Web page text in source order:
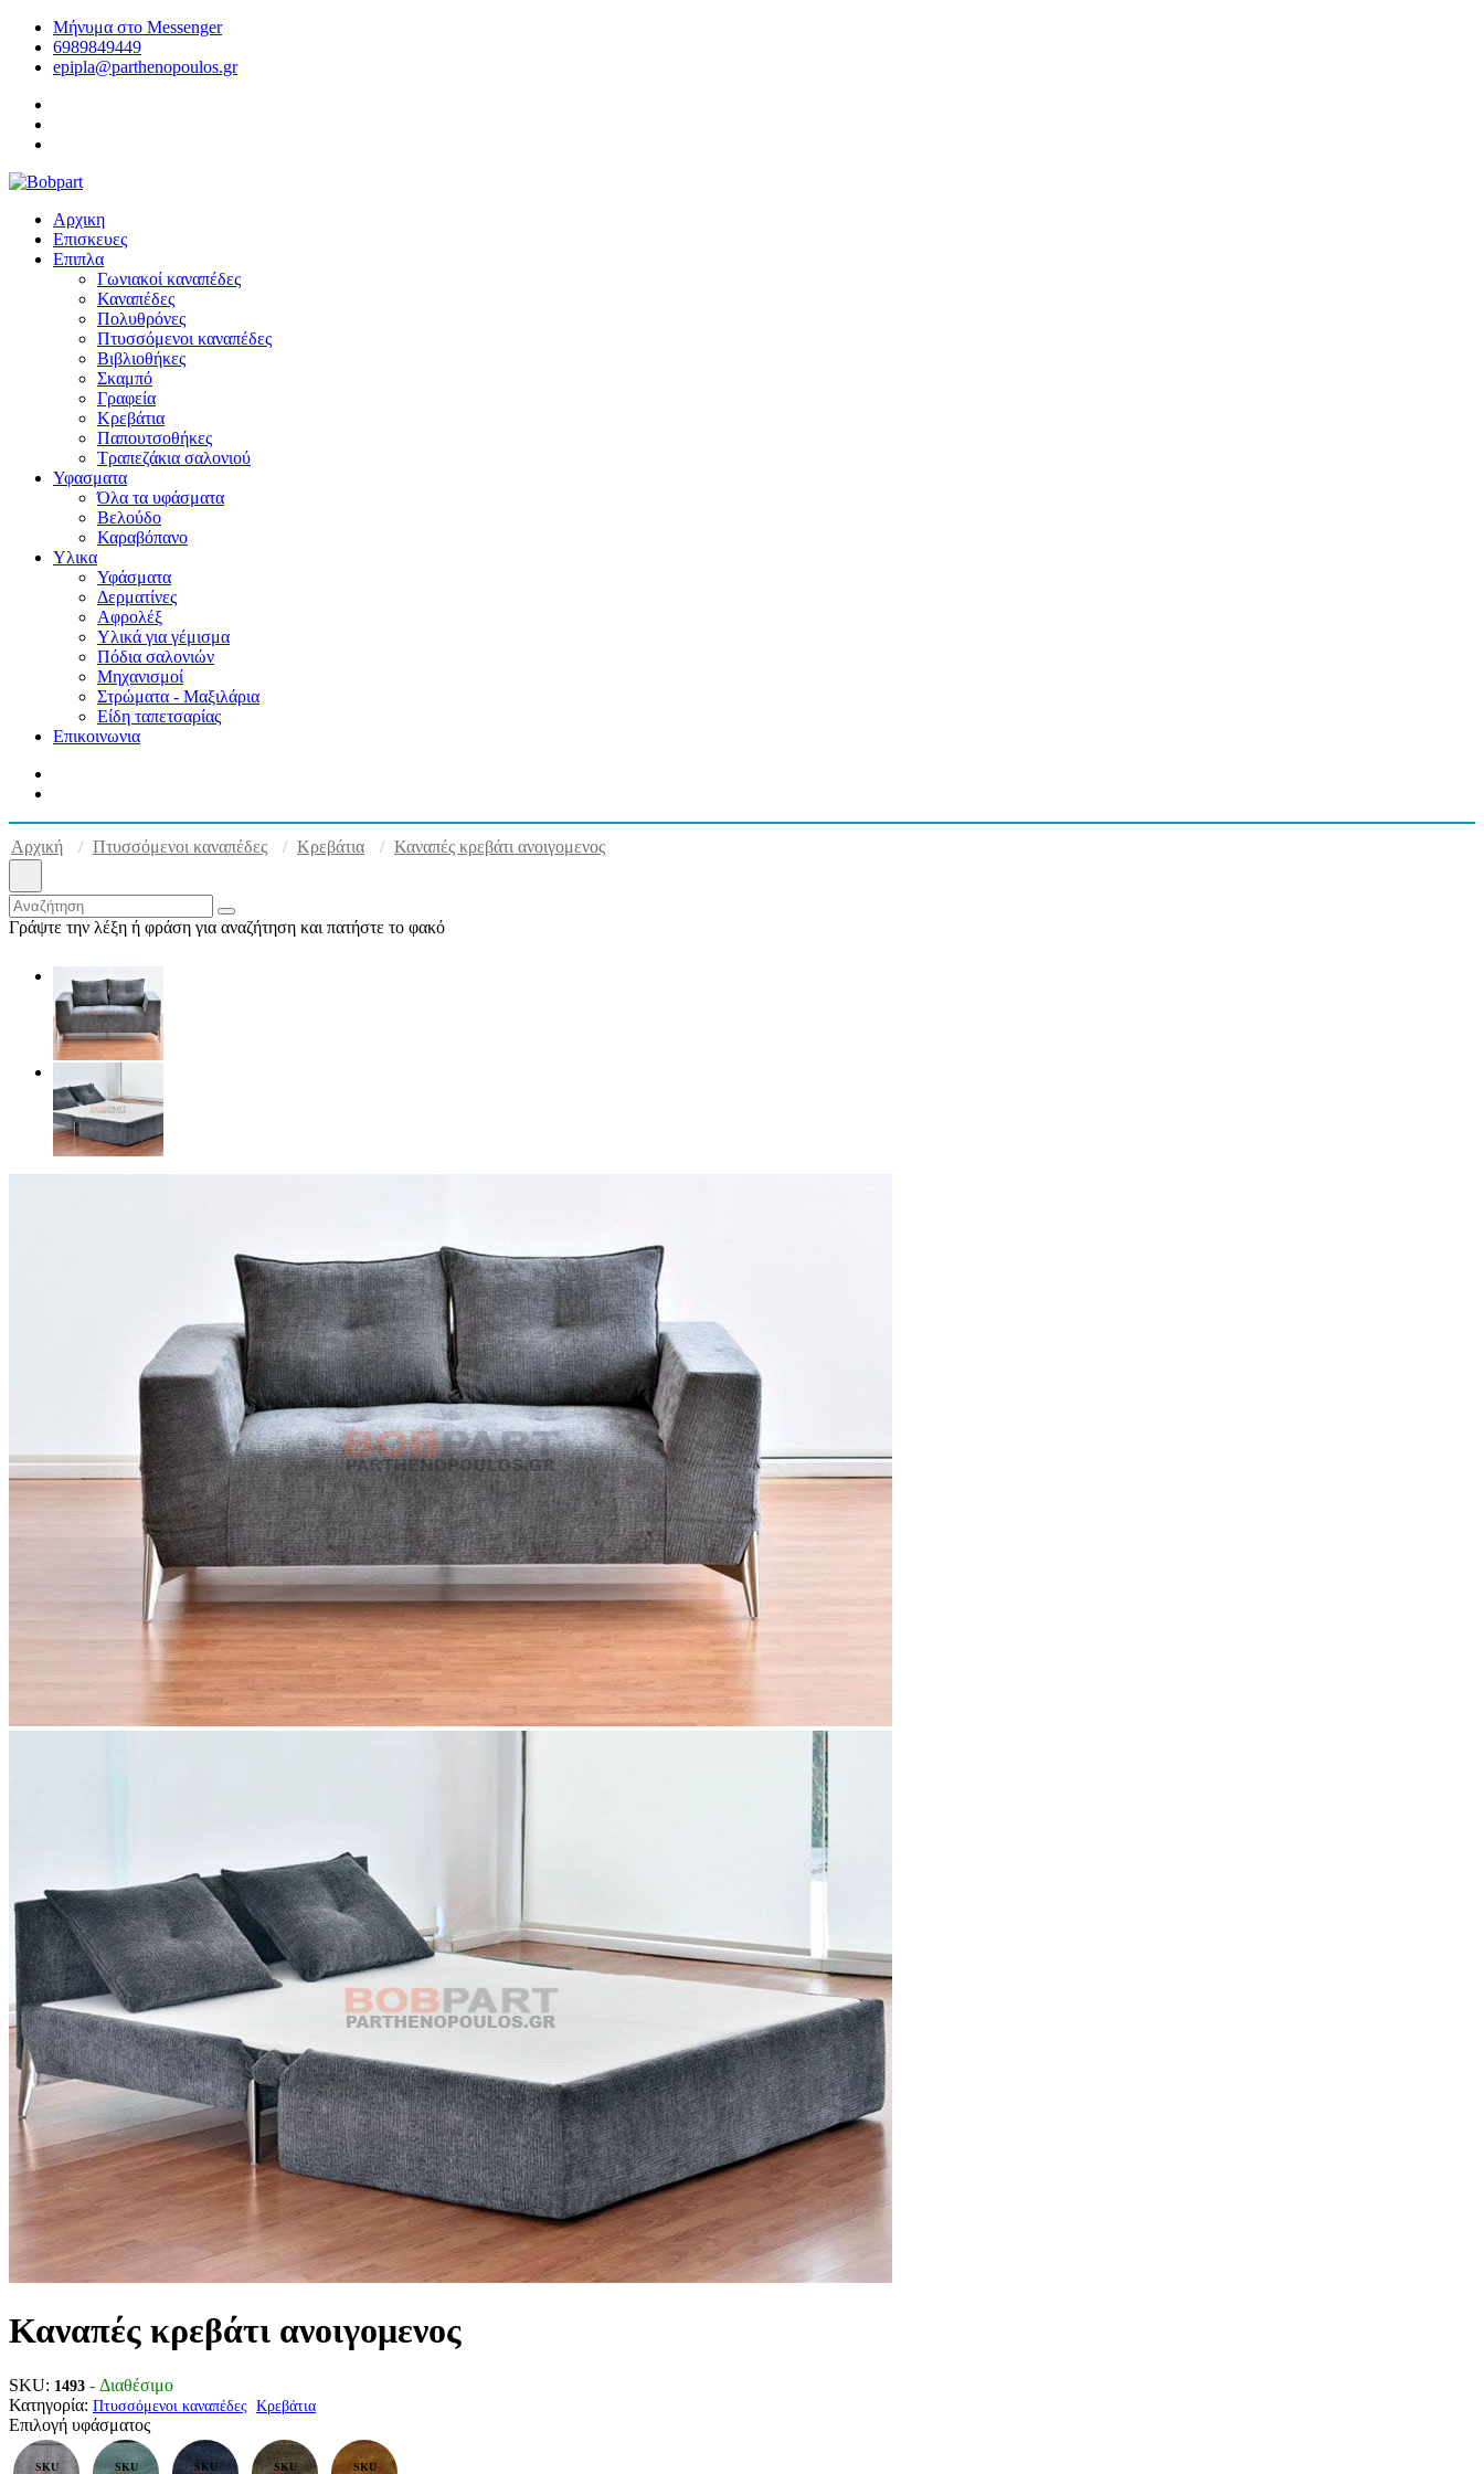
Μήνυμα στο Messenger
6989849449
epipla@parthenopoulos.gr
Αρχικη
Επισκευες
Επιπλα
Γωνιακοί καναπέδες
Καναπέδες
Πολυθρόνες
Πτυσσόμενοι καναπέδες
Βιβλιοθήκες
Σκαμπό
Γραφεία
Κρεβάτια
Παπουτσοθήκες
Τραπεζάκια σαλονιού
Υφασματα
Όλα τα υφάσματα
Βελούδο
Καραβόπανο
Υλικα
Υφάσματα
Δερματίνες
Αφρολέξ
Υλικά για γέμισμα
Πόδια σαλονιών
Μηχανισμοί
Στρώματα - Μαξιλάρια
Είδη ταπετσαρίας
Επικοινωνια
Αρχική Πτυσσόμενοι καναπέδες Κρεβάτια Καναπές κρεβάτι ανοιγομενος
Γράψτε την λέξη ή φράση για αναζήτηση και πατήστε το φακό
Καναπές κρεβάτι ανοιγομενος
SKU: 1493 - Διαθέσιμο
Κατηγορία: Πτυσσόμενοι καναπέδες Κρεβάτια
Επιλογή υφάσματος
SKU
SKU
SKU
SKU
SKU